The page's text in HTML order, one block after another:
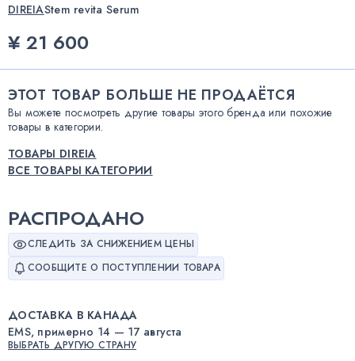
DIREIAStem revita Serum
¥ 21 600
ЭТОТ ТОВАР БОЛЬШЕ НЕ ПРОДАЁТСЯ
Вы можете посмотреть другие товары этого бренда или похожие
товары в категории.
ТОВАРЫ DIREIA
ВСЕ ТОВАРЫ КАТЕГОРИИ
РАСПРОДАНО
СЛЕДИТЬ ЗА СНИЖЕНИЕМ ЦЕНЫ
СООБЩИТЕ О ПОСТУПЛЕНИИ ТОВАРА
ДОСТАВКА В КАНАДА
EMS, примерно 14 — 17 августа
ВЫБРАТЬ ДРУГУЮ СТРАНУ